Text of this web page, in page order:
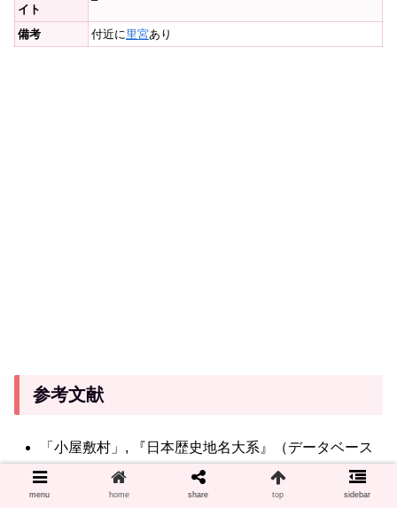
イト
備考 付近に里宮あり
参考文献
「小屋敷村」, 『日本歴史地名大系』（データベース
「JapanKnowledge」）
「水分神社」, 神社本庁教学研究所研究室編『平成
menu home share top sidebar